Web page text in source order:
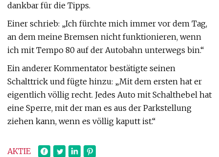
dankbar für die Tipps.
Einer schrieb: „Ich fürchte mich immer vor dem Tag,
an dem meine Bremsen nicht funktionieren, wenn
ich mit Tempo 80 auf der Autobahn unterwegs bin.“
Ein anderer Kommentator bestätigte seinen
Schalttrick und fügte hinzu: „Mit dem ersten hat er
eigentlich völlig recht. Jedes Auto mit Schalthebel hat
eine Sperre, mit der man es aus der Parkstellung
ziehen kann, wenn es völlig kaputt ist.“
AKTIE